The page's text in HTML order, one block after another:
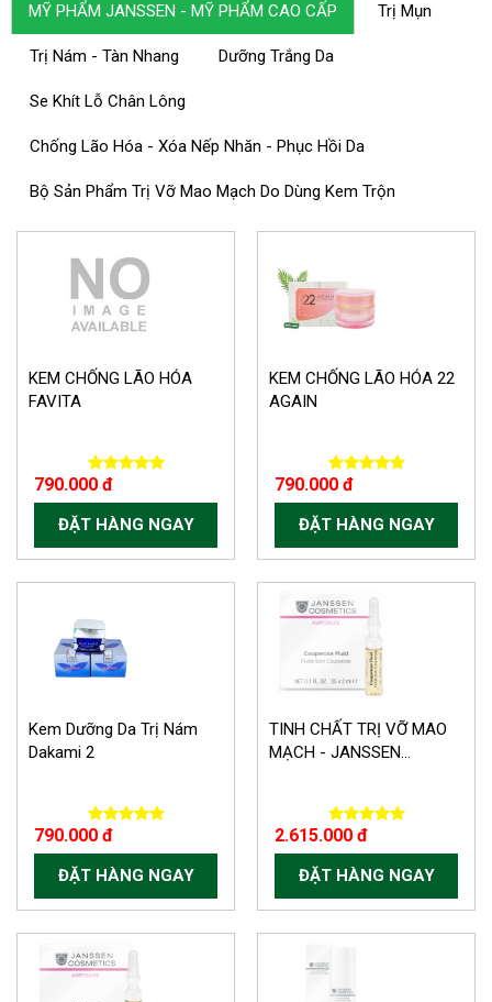
MỸ PHẨM JANSSEN - MỸ PHẨM CAO CẤP Trị Mụn
Trị Nám - Tàn Nhang Dưỡng Trắng Da
Se Khít Lỗ Chân Lông
Chống Lão Hóa - Xóa Nếp Nhăn - Phục Hồi Da
Bộ Sản Phẩm Trị Vỡ Mao Mạch Do Dùng Kem Trộn
KEM CHỐNG LÃO HÓA
FAVITA
790.000 đ
ĐẶT HÀNG NGAY
KEM CHỐNG LÃO HÓA 22
AGAIN
790.000 đ
ĐẶT HÀNG NGAY
Kem Dưỡng Da Trị Nám
Dakami 2
790.000 đ
ĐẶT HÀNG NGAY
TINH CHẤT TRỊ VỠ MAO
MẠCH - JANSSEN...
2.615.000 đ
ĐẶT HÀNG NGAY